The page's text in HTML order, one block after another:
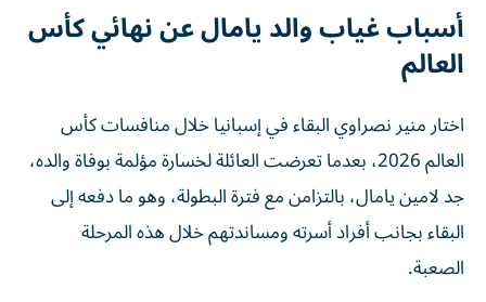
أسباب غياب والد يامال عن نهائي كأس
العالم
اختار منير نصراوي البقاء في إسبانيا خلال منافسات كأس
العالم 2026، بعدما تعرضت العائلة لخسارة مؤلمة بوفاة والده،
جد لامين يامال، بالتزامن مع فترة البطولة، وهو ما دفعه إلى
البقاء بجانب أفراد أسرته ومساندتهم خلال هذه المرحلة
الصعبة.